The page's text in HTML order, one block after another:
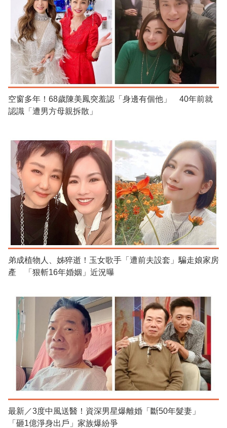
空窗多年！68歲陳美鳳突羞認「身邊有個他」 40年前就
認識「遭男方母親拆散」
弟成植物人、姊猝逝！玉女歌手「遭前夫設套」騙走娘家房
產 「狠斬16年婚姻」近況曝
最新／3度中風送醫！資深男星爆離婚「斷50年髮妻」
「砸1億淨身出戶」家族爆紛爭